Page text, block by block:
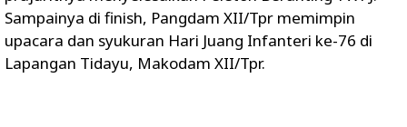
Sampainya di finish, Pangdam XII/Tpr memimpin
upacara dan syukuran Hari Juang Infanteri ke-76 di
Lapangan Tidayu, Makodam XII/Tpr.